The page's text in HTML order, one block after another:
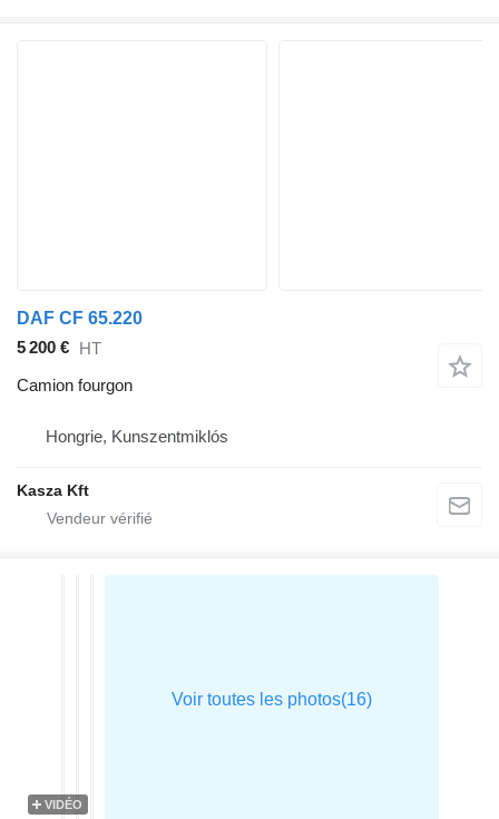
DAF CF 65.220
5 200 € HT
Camion fourgon
Hongrie, Kunszentmiklós
Kasza Kft
VIDÉO